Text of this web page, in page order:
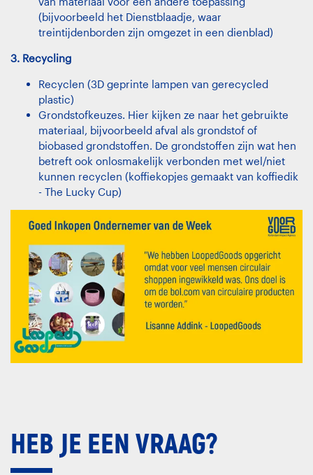
(bijvoorbeeld het Dienstblaadje, waar
treintijdenborden zijn omgezet in een dienblad)
3. Recycling
Recyclen (3D geprinte lampen van gerecycled
plastic)
Grondstofkeuzes. Hier kijken ze naar het gebruikte
materiaal, bijvoorbeeld afval als grondstof of
biobased grondstoffen. De grondstoffen zijn wat hen
betreft ook onlosmakelijk verbonden met wel/niet
kunnen recyclen (koffiekopjes gemaakt van koffiedik
- The Lucky Cup)
HEB JE EEN VRAAG?